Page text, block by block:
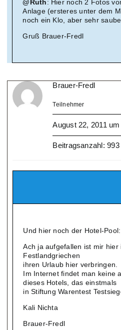
@Ruth: Hier noch 2 Fotos
Anlage (ersteres unter dem
noch ein Klo, aber sehr
Gruß Brauer-Fredl
Brauer-Fredl
Teilnehmer
August 22, 2011
Beitragsanzahl: 993
Und hier noch der Hotel-Pool:
Ach ja aufgefallen ist mir hier
Festlandgriechen
ihren Urlaub hier verbringen.
Im Internet findet man keine
dieses Hotels, das einstmals
in Stiftung Warentest
Kali Nichta
Brauer-Fredl